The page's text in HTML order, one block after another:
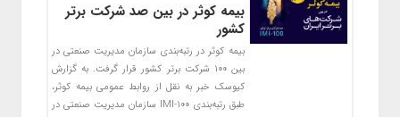
بیمه کوثر در بین صد شرکت برتر
کشور
بیمه کوثر در رتبه‌بندی سازمان مدیریت صنعتی در
بین ۱۰۰ شرکت برتر کشور قرار گرفت. به گزارش
کیوسک خبر به نقل از روابط‌ عمومی بیمه کوثر،
طبق رتبه‌بندی IMI-100 سازمان مدیریت صنعتی در